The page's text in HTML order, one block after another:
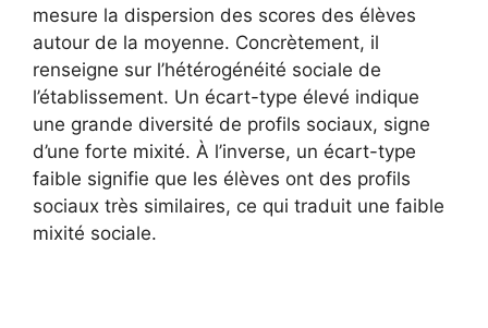
mesure la dispersion des scores des élèves
autour de la moyenne. Concrètement, il
renseigne sur l’hétérogénéité sociale de
l’établissement. Un écart-type élevé indique
une grande diversité de profils sociaux, signe
d’une forte mixité. À l’inverse, un écart-type
faible signifie que les élèves ont des profils
sociaux très similaires, ce qui traduit une faible
mixité sociale.